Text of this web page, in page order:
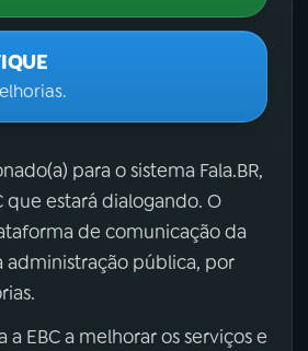
para o sistema Fala.BR,
que estará dialogando. O
de comunicação da
administração pública, por
a EBC a melhorar os serviços e